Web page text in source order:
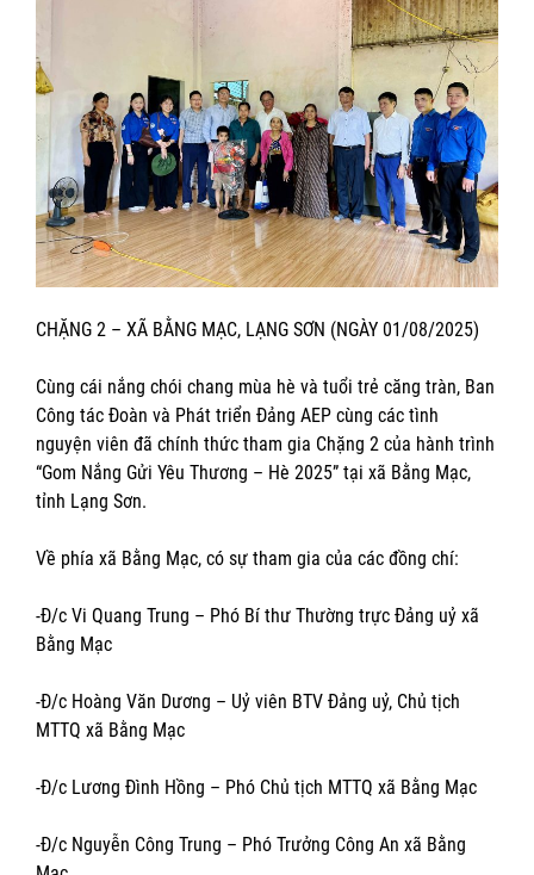
CHẶNG 2 – XÃ BẰNG MẠC, LẠNG SƠN (NGÀY 01/08/2025)
Cùng cái nắng chói chang mùa hè và tuổi trẻ căng tràn, Ban
Công tác Đoàn và Phát triển Đảng AEP cùng các tình
nguyện viên đã chính thức tham gia Chặng 2 của hành trình
“Gom Nắng Gửi Yêu Thương – Hè 2025” tại xã Bằng Mạc,
tỉnh Lạng Sơn.
Về phía xã Bằng Mạc, có sự tham gia của các đồng chí:
-Đ/c Vi Quang Trung – Phó Bí thư Thường trực Đảng uỷ xã
Bằng Mạc
-Đ/c Hoàng Văn Dương – Uỷ viên BTV Đảng uỷ, Chủ tịch
MTTQ xã Bằng Mạc
-Đ/c Lương Đình Hồng – Phó Chủ tịch MTTQ xã Bằng Mạc
-Đ/c Nguyễn Công Trung – Phó Trưởng Công An xã Bằng